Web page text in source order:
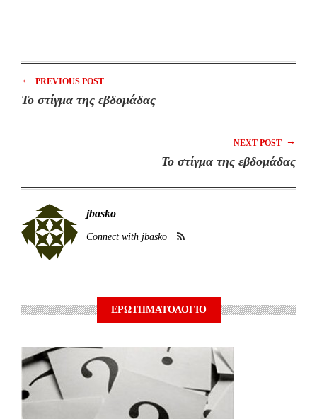
← PREVIOUS POST
Το στίγμα της εβδομάδας
NEXT POST →
To στίγμα της εβδομάδας
jbasko
Connect with jbasko
ΕΡΩΤΗΜΑΤΟΛΟΓΙΟ